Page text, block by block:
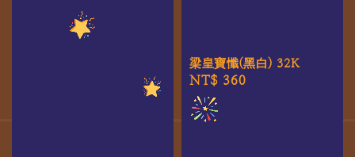
梁皇寶懺(黑白) 32K
Regular
price
NT$ 360